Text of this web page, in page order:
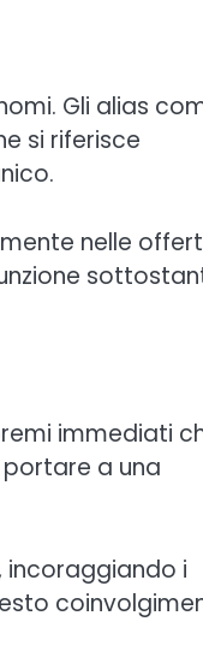
Gli alias
si riferisce
nelle
immediati
a una
incoraggiando i